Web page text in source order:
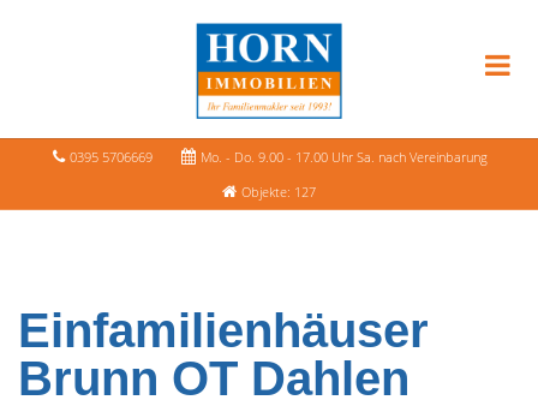
0395 5706669
Mo. - Do. 9.00 - 17.00 Uhr Sa. nach Vereinbarung
Objekte: 127
Einfamilienhäuser
Brunn OT Dahlen